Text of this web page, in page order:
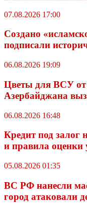
07.08.2026 17:00
Создано
подписали
06.08.2026 19:09
Цветы для ВСУ
Азербайджана
06.08.2026 16:48
Кредит под залог
и правила оценки
05.08.2026 01:35
ВС РФ нанесли
город атаковали